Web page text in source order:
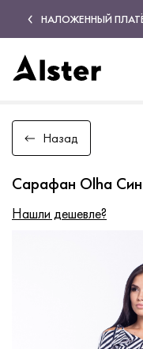
НАЛОЖЕННЫЙ
Назад
Сарафан Olha
Нашли дешевле?